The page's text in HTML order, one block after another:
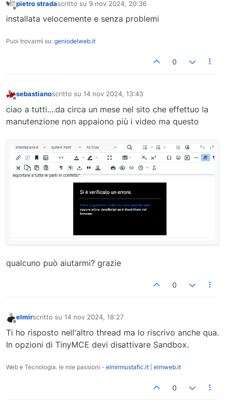
pietro stradascritto su 9 nov 2024, 20:36
ultima modifica di
installata velocemente e senza problemi
Puoi trovarmi su: geniodelweb.it
0
sebastianoscritto su 14 nov 2024, 13:43
ultima modifica di
ciao a tutti....da circa un mese nel sito che effettuo la
manutenzione non appaiono più i video ma questo
qualcuno può aiutarmi? grazie
0
elmirscritto su 14 nov 2024, 18:27
ultima modifica di
Ti ho risposto nell'altro thread ma lo riscrivo anche qua.
In opzioni di TinyMCE devi disattivare Sandbox.
Web e Tecnologia. le mie passioni - elmirmustafic.it elmweb.it
0